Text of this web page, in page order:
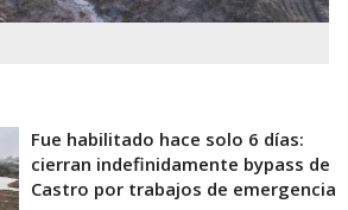
Fue habilitado hace solo 6 días:
cierran indefinidamente bypass de
Castro por trabajos de emergencia